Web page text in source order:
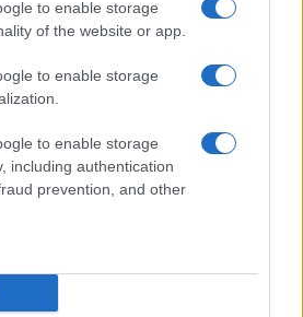
to enable storage
of the website or app.
to enable storage
to enable storage
including authentication
prevention, and other
in ospedale a Catania, ma il tour
ci sono”
Gabry Ponte e Alfa: Olbia ombelico del
una notte
e discrezione per visita privata̶…